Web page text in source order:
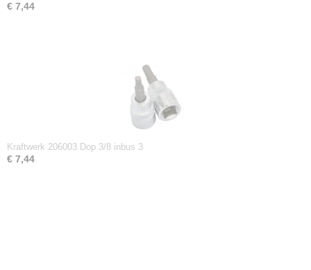
€ 7,44
Kraftwerk 206003 Dop 3/8 inbus 3
€ 7,44